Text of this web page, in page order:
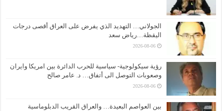
الجولاني… التهديد الذي يفرض على العراق أقصى درجات
اليقظة…رياض سعد
2026-08-06
رؤية سيكولوجية- سياسية للحرب الدائرة بين امريكا وايران
وصعوبات التوصل الى أتفاق… د. عامر صالح
2026-08-06
بين العواصم البعيدة… والعراق القريب الدبلوماسية